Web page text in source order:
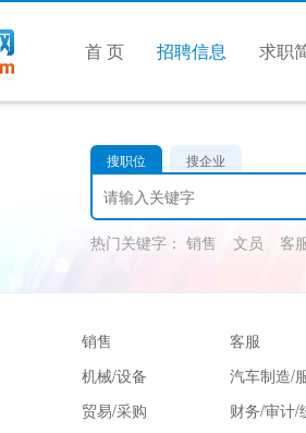
首 页 招聘信息 求职
搜职位 搜企业
热门关键字： 销售 文员 客
销售
客服
机械/设备
汽车制造/
贸易/采购
财务/审计/